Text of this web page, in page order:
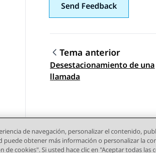
Send Feedback
Navegación de
Tema anterior
Desestacionamiento de una
llamada
de navegación, personalizar el contenido,
puede obtener más información o personalizar la
cookies". Si usted hace clic en "Aceptar todas las